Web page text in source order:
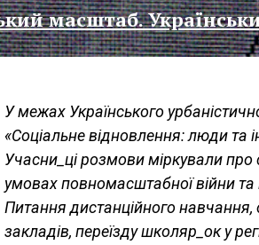
масштаб.
У межах Українського
«Соціальне відновлення: люди та
Учасни_ці розмови міркували про
умовах повномасштабної війни
Питання дистанційного
закладів, переїзду школяр_ок у